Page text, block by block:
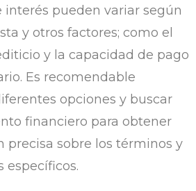
interés pueden variar según
y otros factores; como el
y la capacidad de pago
Es recomendable
opciones y buscar
financiero para obtener
precisa sobre los términos y
específicos.